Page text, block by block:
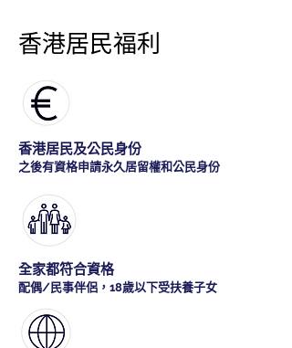
香港居民福利
香港居民及公民身份
之後有資格申請永久居留權和公民身份
全家都符合資格
配偶/民事伴侶，18歲以下受扶養子女